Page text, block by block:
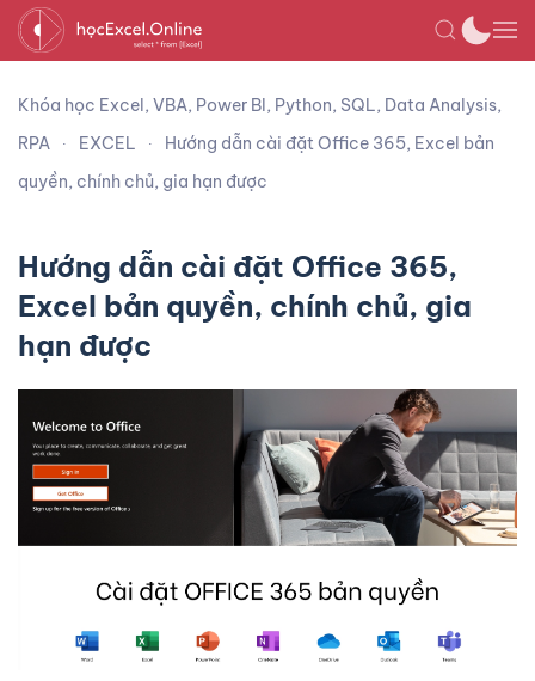
Khóa học Excel, VBA, Power BI, Python, SQL, Data Analysis,
RPA
EXCEL
Hướng dẫn cài đặt Office 365, Excel bản
quyền, chính chủ, gia hạn được
Hướng dẫn cài đặt Office 365,
Excel bản quyền, chính chủ, gia
hạn được